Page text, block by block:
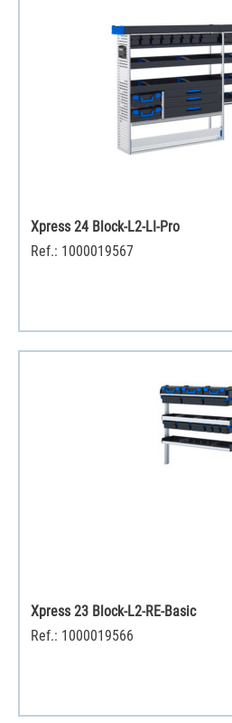
Xpress 24 Block-L2-LI-Pro
Ref.: 1000019567
Xpress 23 Block-L2-RE-Basic
Ref.: 1000019566